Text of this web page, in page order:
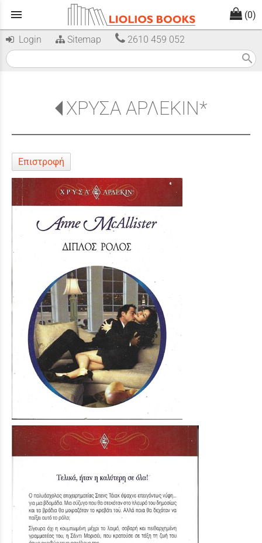
menu (0)
Login Sitemap 2610 459 052
search
ΧΡΥΣΑ ΑΡΛΕΚΙΝ*
Επιστροφή